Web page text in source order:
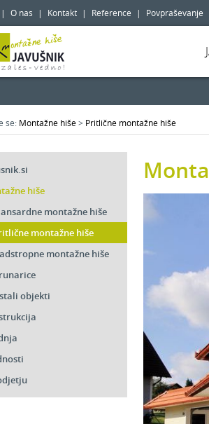
| O nas | Kontakt | Reference | Povpraševanje
se: Montažne hiše> Pritlične montažne hiše
hiše
montažne hiše
montažne hiše
montažne hiše
objekti